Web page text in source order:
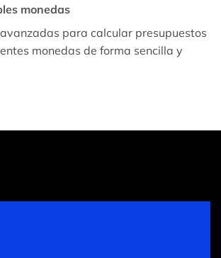
monedas
para calcular presupuestos
monedas de forma sencilla y